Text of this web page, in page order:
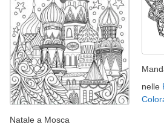
Natale a Mosca
nelle